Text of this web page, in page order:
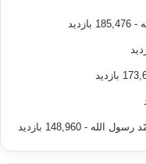
- 185,476 بازدید
رسول الله - 148,960 بازدید